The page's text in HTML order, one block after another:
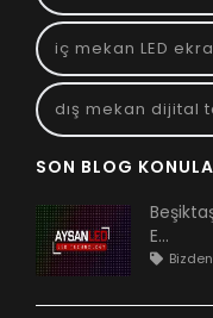
iç mekan LED
dış mekan dijital
SON BLOG
E...